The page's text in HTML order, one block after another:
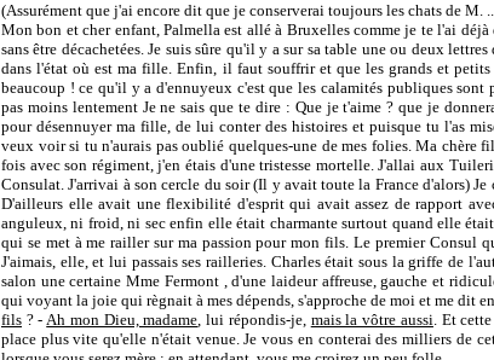
(Assurément que j'ai encore dit que je conserverai toujours les chats de M.
Mon bon et cher enfant, Palmella est allé à Bruxelles comme je te l'ai
sans être décachetées. Je suis sûre qu'il y a sur sa table une ou deux
dans l'état où est ma fille. Enfin, il faut souffrir et que les grands et
beaucoup ! ce qu'il y a d'ennuyeux c'est que les calamités publiques sont
pas moins lentement Je ne sais que te dire : Que je t'aime ? que je
pour désennuyer ma fille, de lui conter des histoires et puisque tu l'as
veux voir si tu n'aurais pas oublié quelques-une de mes folies. Ma chère
fois avec son régiment, j'en étais d'une tristesse mortelle. J'allai aux
Consulat. J'arrivai à son cercle du soir (Il y avait toute la France d'alors)
D'ailleurs elle avait une flexibilité d'esprit qui avait assez de rapport
anguleux, ni froid, ni sec enfin elle était charmante surtout quand elle
qui se met à me railler sur ma passion pour mon fils. Le premier Consul
J'aimais, elle, et lui passais ses railleries. Charles était sous la griffe de
salon une certaine Mme Fermont , d'une laideur affreuse, gauche et
qui voyant la joie qui règnait à mes dépends, s'approche de moi et me dit
fils ? -Ah mon Dieu, madame, lui répondis-je, mais la vôtre aussi. Et
place plus vite qu'elle n'était venue. Je vous en conterai des milliers de